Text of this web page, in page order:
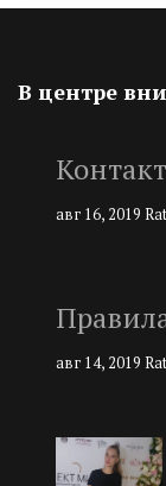
В центре
авг 16, 2019
авг 14, 2019